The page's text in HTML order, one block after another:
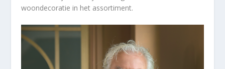
woondecoratie in het assortiment.